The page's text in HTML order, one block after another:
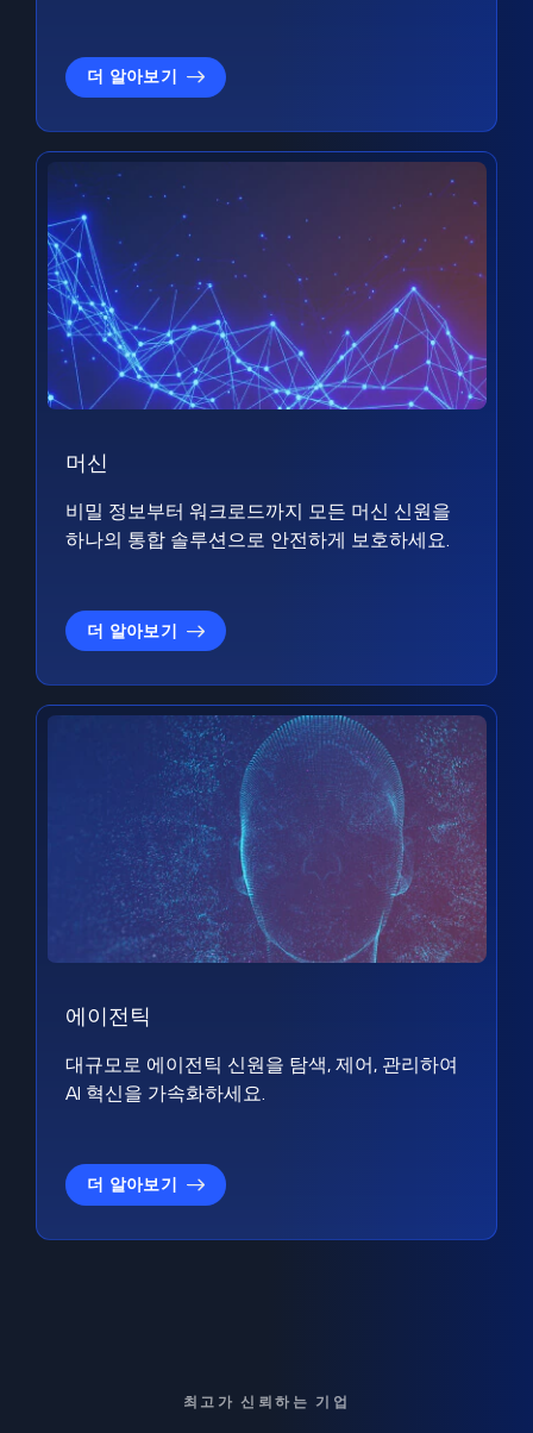
더 알아보기
머신
비밀 정보부터 워크로드까지 모든 머신 신원을
하나의 통합 솔루션으로 안전하게 보호하세요.
더 알아보기
에이전틱
대규모로 에이전틱 신원을 탐색, 제어, 관리하여
AI 혁신을 가속화하세요.
더 알아보기
최고가 신뢰하는 기업